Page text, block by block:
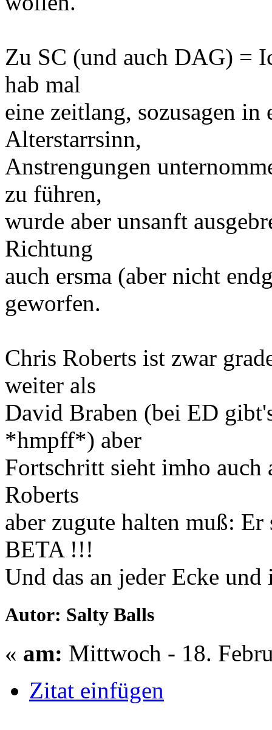
Zu SC (und auch DAG) =
hab mal
eine zeitlang, sozusagen
Alterstarrsinn,
Anstrengungen
zu führen,
wurde aber unsanft
Richtung
auch ersma (aber nicht
geworfen.
Chris Roberts ist zwar
weiter als
David Braben (bei ED
*hmpff*) aber
Fortschritt sieht imho auch
Roberts
aber zugute halten muß:
BETA !!!
Und das an jeder Ecke und
Autor: Salty Balls
« am: Mittwoch - 18.
Zitat einfügen